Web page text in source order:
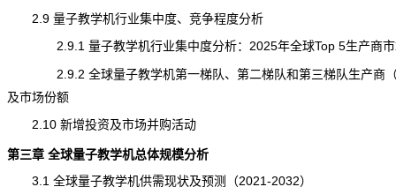
2.9 量子教学机行业集中度、竞争程度分析
2.9.1 量子教学机行业集中度分析：2025年全球Top 5生产商市
2.9.2 全球量子教学机第一梯队、第二梯队和第三梯队生产商
及市场份额
2.10 新增投资及市场并购活动
第三章 全球量子教学机总体规模分析
3.1 全球量子教学机供需现状及预测（2021-2032）